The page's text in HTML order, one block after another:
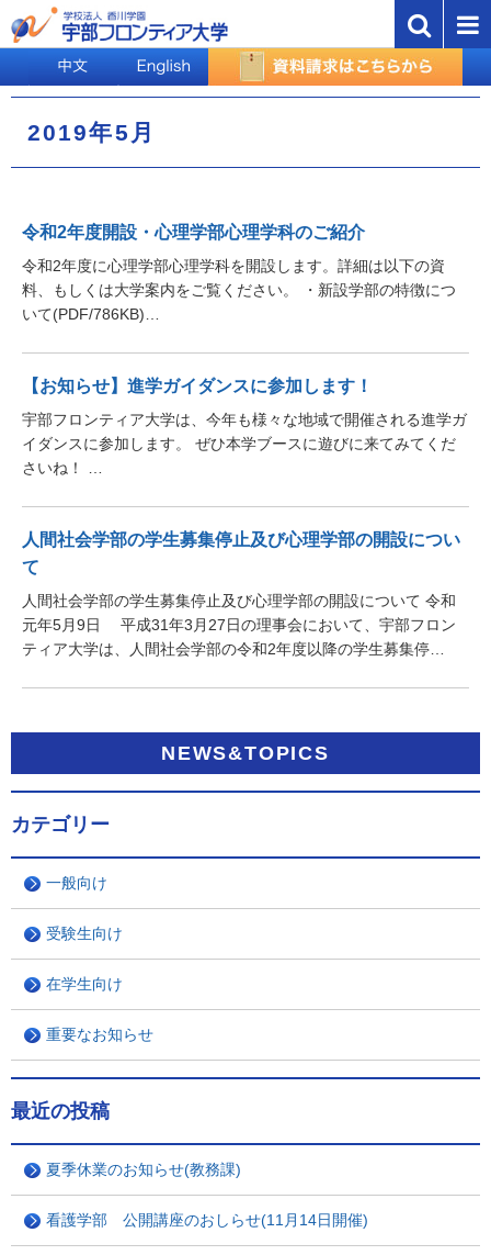
2019年5月
令和2年度開設・心理学部心理学科のご紹介
令和2年度に心理学部心理学科を開設します。詳細は以下の資
料、もしくは大学案内をご覧ください。 ・新設学部の特徴につ
いて(PDF/786KB)…
【お知らせ】進学ガイダンスに参加します！
宇部フロンティア大学は、今年も様々な地域で開催される進学ガ
イダンスに参加します。 ぜひ本学ブースに遊びに来てみてくだ
さいね！ …
人間社会学部の学生募集停止及び心理学部の開設につい
て
人間社会学部の学生募集停止及び心理学部の開設について 令和
元年5月9日 平成31年3月27日の理事会において、宇部フロン
ティア大学は、人間社会学部の令和2年度以降の学生募集停…
NEWS&TOPICS
カテゴリー
一般向け
受験生向け
在学生向け
重要なお知らせ
最近の投稿
夏季休業のお知らせ(教務課)
看護学部 公開講座のおしらせ(11月14日開催)